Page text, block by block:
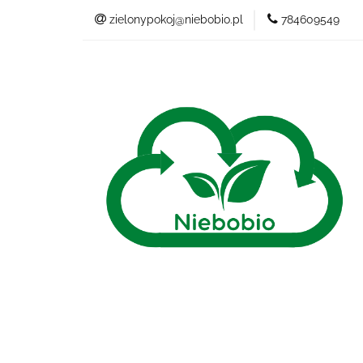
zielonypokoj@niebobio.pl 784609549